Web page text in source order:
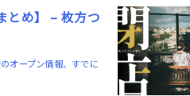
とめ】 – 枚方つ
オープン情報、すでに